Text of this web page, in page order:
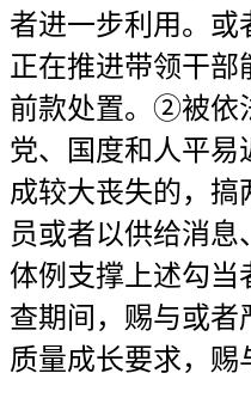
者进一步利用。或
正在推进带领干部
前款处置。②被依
党、国度和人平易
成较大丧失的，搞
员或者以供给消
体例支撑上述勾
查期间，赐与或者
质量成长要求，赐